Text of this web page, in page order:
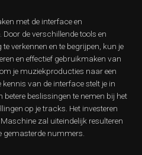
met de interface en
de verschillende tools en
verkennen en te begrijpen, kun je
en effectief gebruikmaken van
je muziekproducties naar een
kennis van de interface stelt je in
betere beslissingen te nemen bij het
op je tracks. Het investeren
zal uiteindelijk resulteren
gemasterde nummers.